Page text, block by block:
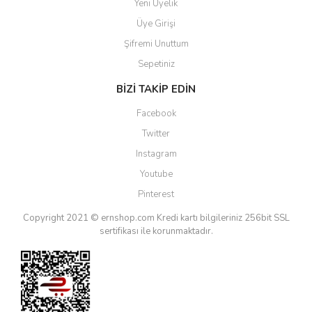
Yeni Üyelik
Üye Girişi
Şifremi Unuttum
Sepetiniz
BİZİ TAKİP EDİN
Facebook
Twitter
Instagram
Youtube
Pinterest
Copyright 2021 © ernshop.com Kredi kartı bilgileriniz 256bit SSL
sertifikası ile korunmaktadır.